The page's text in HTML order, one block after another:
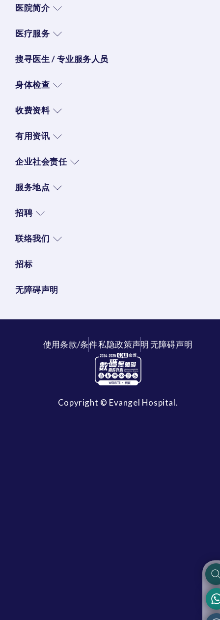
医院简介
医疗服务
搜寻医生 / 专业服务人员
身体检查
收费资料
有用资讯
企业社会责任
服务地点
招聘
联络我们
招标
无障碍声明
使用条款/条件私隐政策声明无障碍声明
Copyright © Evangel Hospital.